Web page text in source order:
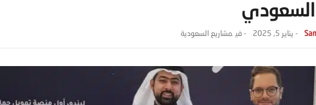
السعودي
- يناير 5, 2025 - ‎في مشاريع السعودية